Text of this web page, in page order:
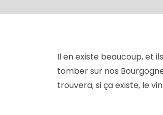
Il en existe beaucoup, et
tomber sur nos
trouvera, si ça existe, le